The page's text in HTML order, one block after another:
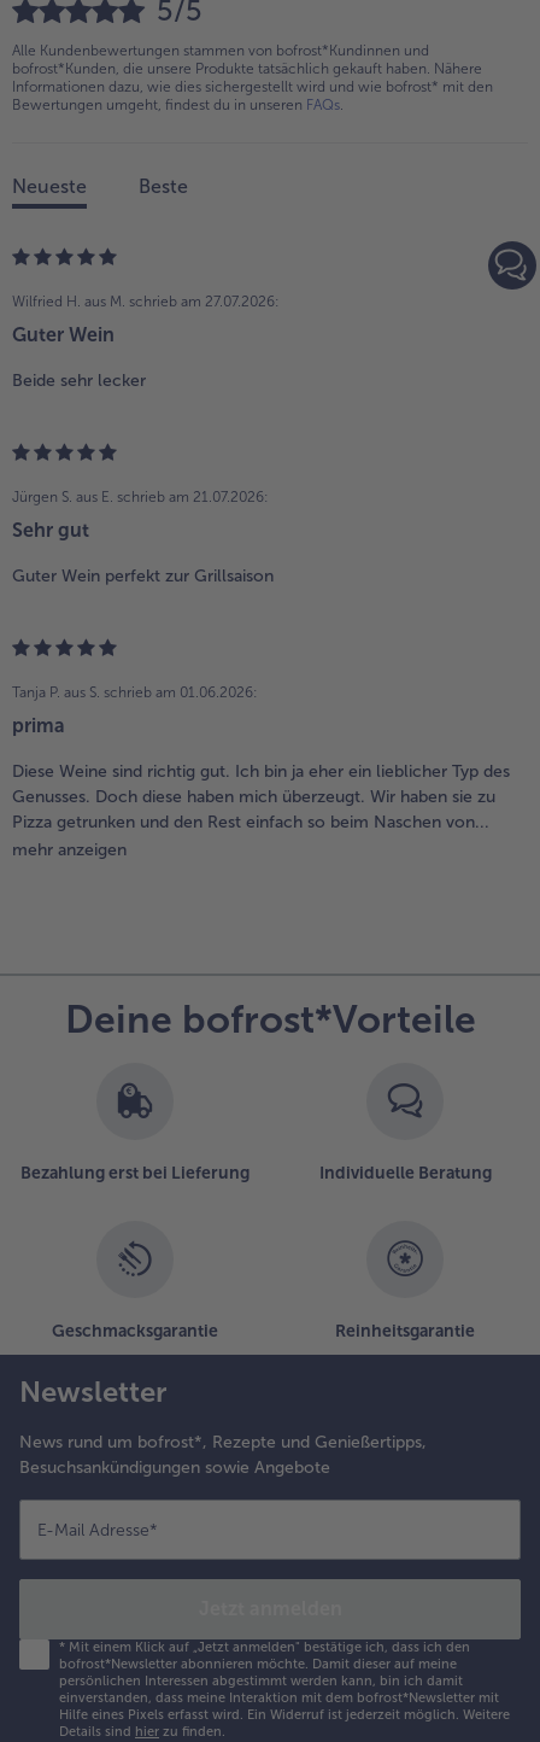
5/5
Alle Kundenbewertungen stammen von bofrost*Kundinnen und
bofrost*Kunden, die unsere Produkte tatsächlich gekauft haben. Nähere
Informationen dazu, wie dies sichergestellt wird und wie bofrost* mit den
Bewertungen umgeht, findest du in unseren FAQs
Neueste Beste
Wilfried H. aus M. schrieb am 27.07.2026:
Guter Wein
Beide sehr lecker
Jürgen S. aus E. schrieb am 21.07.2026:
Sehr gut
Guter Wein perfekt zur Grillsaison
Tanja P. aus S. schrieb am 01.06.2026:
prima
Diese Weine sind richtig gut. Ich bin ja eher ein lieblicher Typ des
Genusses. Doch diese haben mich überzeugt. Wir haben sie zu
Pizza getrunken und den Rest einfach so beim Naschen von...
mehr anzeigen
Deine bofrost*Vorteile
Bezahlung erst bei Lieferung Individuelle Beratung
Geschmacksgarantie Reinheitsgarantie
Newsletter
News rund um bofrost*, Rezepte und Genießertipps,
Besuchsankündigungen sowie Angebote
E-Mail Adresse*
* Mit einem Klick auf „Jetzt anmelden" bestätige ich, dass ich den
bofrost*Newsletter abonnieren möchte. Damit dieser auf meine
persönlichen Interessen abgestimmt werden kann, bin ich damit
einverstanden, dass meine Interaktion mit dem bofrost*Newsletter mit
Hilfe eines Pixels erfasst wird. Ein Widerruf ist jederzeit möglich. Weitere
Details sind hier zu finden.